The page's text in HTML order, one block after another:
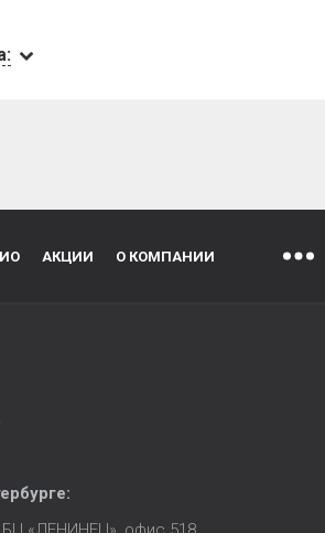
АКЦИИ О КОМПАНИИ
: